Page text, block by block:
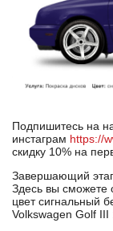
Подпишитесь на
инстаграм https://
скидку 10% на
Завершающий
Здесь вы сможете
цвет сигнальный
Volkswagen Golf III